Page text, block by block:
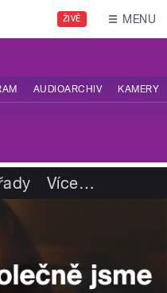
ŽIVĚ MENU
AUDIOARCHIV KAMERY
Více…